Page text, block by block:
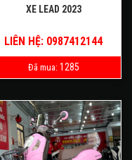
XE LEAD 2023
LIÊN HỆ: 0987412144
Đã mua: 1285